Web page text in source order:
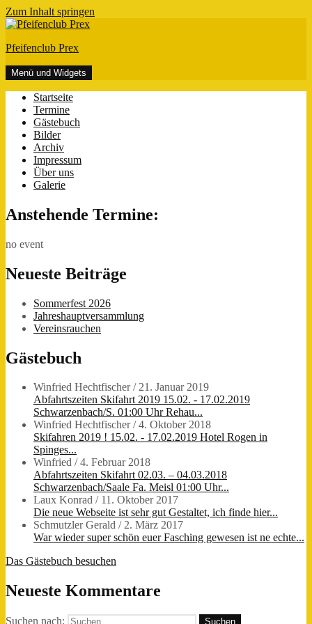
Zum Inhalt springen
Pfeifenclub Prex
Menü und Widgets
Startseite
Termine
Gästebuch
Bilder
Archiv
Impressum
Über uns
Galerie
Anstehende Termine:
no event
Neueste Beiträge
Sommerfest 2026
Jahreshauptversammlung
Vereinsrauchen
Gästebuch
Winfried Hechtfischer/21. Januar 2019
Abfahrtszeiten Skifahrt 2019 15.02. - 17.02.2019
Schwarzenbach/S. 01:00 Uhr Rehau...
Winfried Hechtfischer/4. Oktober 2018
Skifahren 2019 ! 15.02. - 17.02.2019 Hotel Rogen in
Spinges...
Winfried /4. Februar 2018
Abfahrtszeiten Skifahrt 02.03. – 04.03.2018
Schwarzenbach/Saale Fa. Meisl 01:00 Uhr...
Laux Konrad / 11. Oktober 2017
Die neue Webseite ist sehr gut Gestaltet, ich finde hier...
Schmutzler Gerald /2. März 2017
War wieder super schön euer Fasching gewesen ist ne echte...
Das Gästebuch besuchen
Neueste Kommentare
Suchen nach: